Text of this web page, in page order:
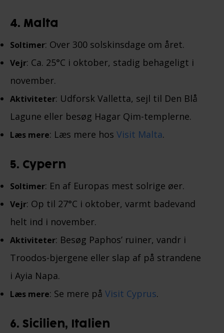
4. Malta
Soltimer: Over 300 solskinsdage om året.
Vejr: Ca. 25°C i oktober, stadig behageligt i
november.
Aktiviteter: Udforsk Valletta, sejl til Den Blå
Lagune eller besøg Hagar Qim-templerne.
Læs mere: Læs mere hos Visit Malta.
5. Cypern
Soltimer: En af Europas mest solrige øer.
Vejr: Op til 27°C i oktober, varmt badevand
helt ind i november.
Aktiviteter: Besøg Paphos’ ruiner, vandr i
Troodos-bjergene eller slap af på strandene
i Ayia Napa.
Læs mere: Se mere på Visit Cyprus.
6. Sicilien, Italien